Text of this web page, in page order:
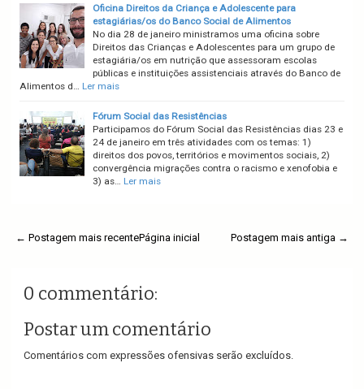
Oficina Direitos da Criança e Adolescente para
estagiárias/os do Banco Social de Alimentos
No dia 28 de janeiro ministramos uma oficina sobre
Direitos das Crianças e Adolescentes para um grupo de
estagiária/os em nutrição que assessoram escolas
públicas e instituições assistenciais através do Banco de
Alimentos d… Ler mais
Fórum Social das Resistências
Participamos do Fórum Social das Resistências dias 23 e
24 de janeiro em três atividades com os temas: 1)
direitos dos povos, territórios e movimentos sociais, 2)
convergência migrações contra o racismo e xenofobia e
3) as… Ler mais
← Postagem mais recente Postagem mais antiga →
Página inicial
0 commentário:
Postar um comentário
Comentários com expressões ofensivas serão excluídos.